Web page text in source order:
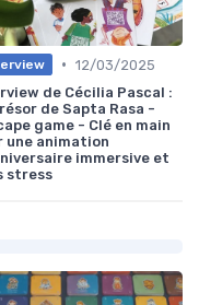
• 12/03/2025
de Cécilia Pascal :
de Sapta Rasa -
game - Clé en main
une animation
immersive et
stress